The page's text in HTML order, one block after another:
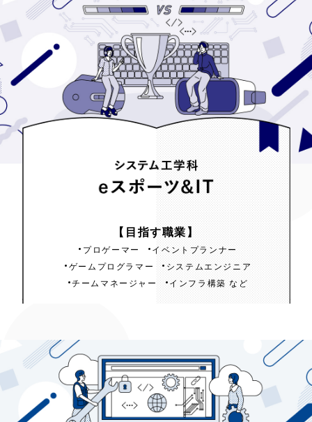
【目指す職業】
プロゲーマー
イベントプランナー
ゲームプログラマー
システムエンジニア
チームマネージャー
インフラ構築 など